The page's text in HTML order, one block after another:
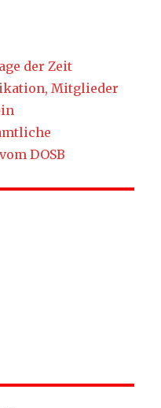
der Zeit
Mitglieder
DOSB